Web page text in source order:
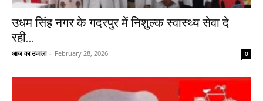
उधम सिंह नगर के गदरपुर में निशुल्क स्वास्थ्य सेवा दे
रही...
आज का उजाला - February 28, 2026 0